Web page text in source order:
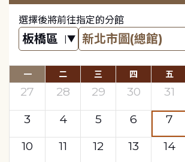
選擇後將前往指定的分館
一 二 三 四 五
27 28 29 30 31
3
4 5 6 7
10
11 12 13 14